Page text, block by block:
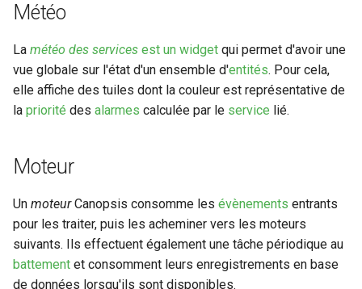
Météo
La météo des services est un widget qui permet d'avoir une
vue globale sur l'état d'un ensemble d'entités. Pour cela,
elle affiche des tuiles dont la couleur est représentative de
la priorité des alarmes calculée par le service lié.
Moteur
Un moteurCanopsis consomme les évènements entrants
pour les traiter, puis les acheminer vers les moteurs
suivants. Ils effectuent également une tâche périodique au
battement et consomment leurs enregistrements en base
de données lorsqu'ils sont disponibles.